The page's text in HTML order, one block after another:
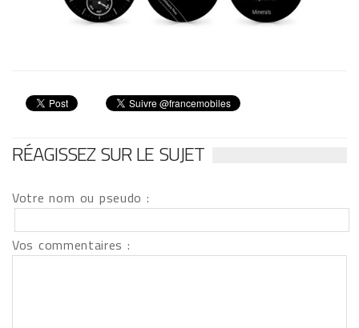
RÉAGISSEZ SUR LE SUJET
Votre nom ou pseudo :
Vos commentaires :